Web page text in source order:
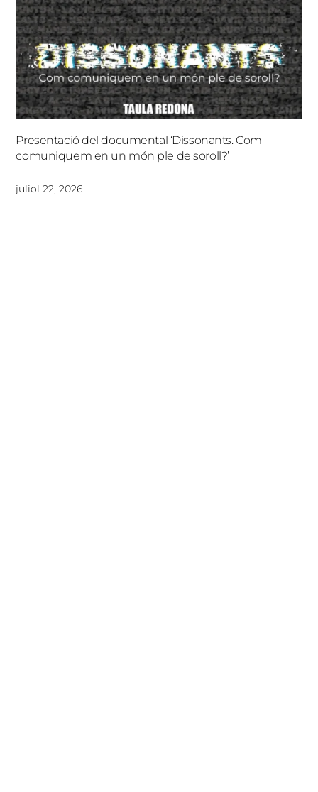
Presentació del documental ‘Dissonants. Com
comuniquem en un món ple de soroll?’
juliol 22, 2026